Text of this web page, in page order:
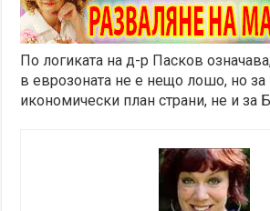
По логиката на д-р Пасков
в еврозоната не е нещо лошо, но за
икономически план страни, не и за